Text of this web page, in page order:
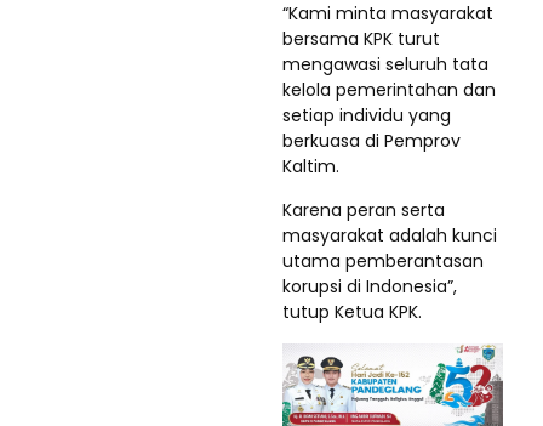
“Kami minta masyarakat
bersama KPK turut
mengawasi seluruh tata
kelola pemerintahan dan
setiap individu yang
berkuasa di Pemprov
Kaltim.
Karena peran serta
masyarakat adalah kunci
utama pemberantasan
korupsi di Indonesia”,
tutup Ketua KPK.